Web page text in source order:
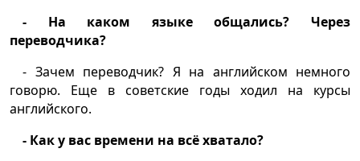
- На каком языке общались? Через
переводчика?
- Зачем переводчик? Я на английском немного
говорю. Еще в советские годы ходил на курсы
английского.
- Как у вас времени на всё хватало?